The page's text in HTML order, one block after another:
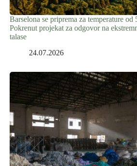
Barselona se priprema za temperature od
Pokrenut projekat za odgovor na
talase
24.07.2026